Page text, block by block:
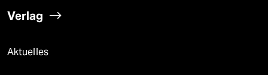
Verlag
Aktuelles